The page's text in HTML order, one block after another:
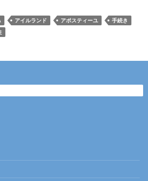
アイルランド アポスティーユ
手続き